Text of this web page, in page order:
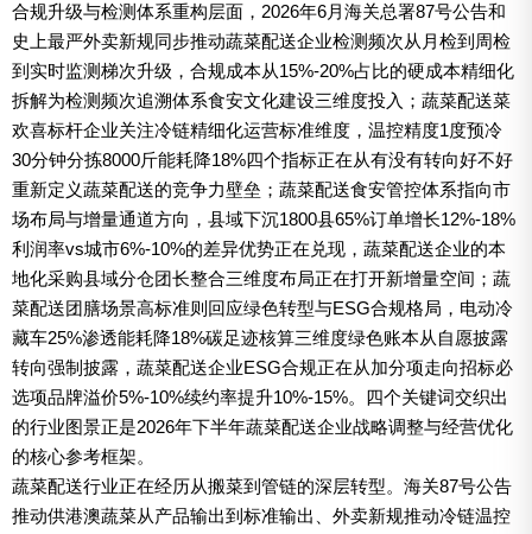
合规升级与检测体系重构层面，2026年6月海关总署87号公告和
史上最严外卖新规同步推动蔬菜配送企业检测频次从月检到周检
到实时监测梯次升级，合规成本从15%-20%占比的硬成本精细化
拆解为检测频次追溯体系食安文化建设三维度投入；蔬菜配送菜
欢喜标杆企业关注冷链精细化运营标准维度，温控精度1度预冷
30分钟分拣8000斤能耗降18%四个指标正在从有没有转向好不好
重新定义蔬菜配送的竞争力壁垒；蔬菜配送食安管控体系指向市
场布局与增量通道方向，县域下沉1800县65%订单增长12%-18%
利润率vs城市6%-10%的差异优势正在兑现，蔬菜配送企业的本
地化采购县域分仓团长整合三维度布局正在打开新增量空间；蔬
菜配送团膳场景高标准则回应绿色转型与ESG合规格局，电动冷
藏车25%渗透能耗降18%碳足迹核算三维度绿色账本从自愿披露
转向强制披露，蔬菜配送企业ESG合规正在从加分项走向招标必
选项品牌溢价5%-10%续约率提升10%-15%。四个关键词交织出
的行业图景正是2026年下半年蔬菜配送企业战略调整与经营优化
的核心参考框架。
蔬菜配送行业正在经历从搬菜到管链的深层转型。海关87号公告
推动供港澳蔬菜从产品输出到标准输出、外卖新规推动冷链温控